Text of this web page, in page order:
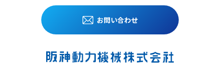
お問い合わせ